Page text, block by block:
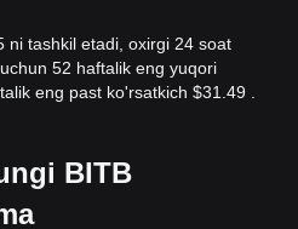
ni tashkil etadi, oxirgi 24 soat
52 haftalik eng yuqori
eng past ko'rsatkich $31.49 .
BITB